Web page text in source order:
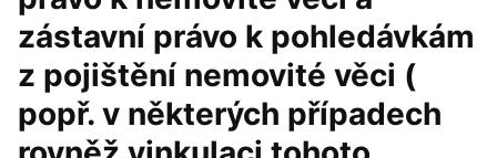
zástavní právo k pohledávkám
z pojištění nemovité věci (
popř. v některých případech